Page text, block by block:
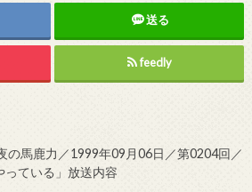
送る
feedly
の馬鹿力／1999年09月06日／第0204回／
っている」放送内容